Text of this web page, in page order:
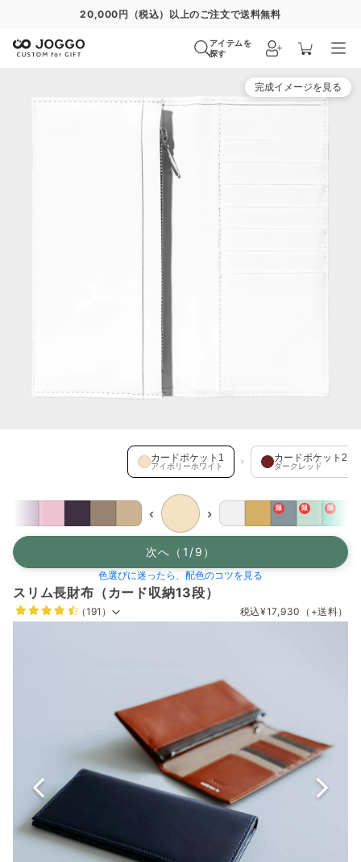
20,000円（税込）以上のご注文で送料無料
アイテムを
探す
完成イメージを見る
カードポケット1 を選択中カードポケット1
アイボリーホワイト
カードポケット2
ダークレッド
限 限 限
‹ ›
スリム長財布（カード収納13段）
（191） 税込¥17,930 （+送料）
次へ（1/9）
色選びに迷ったら、配色のコツを見る